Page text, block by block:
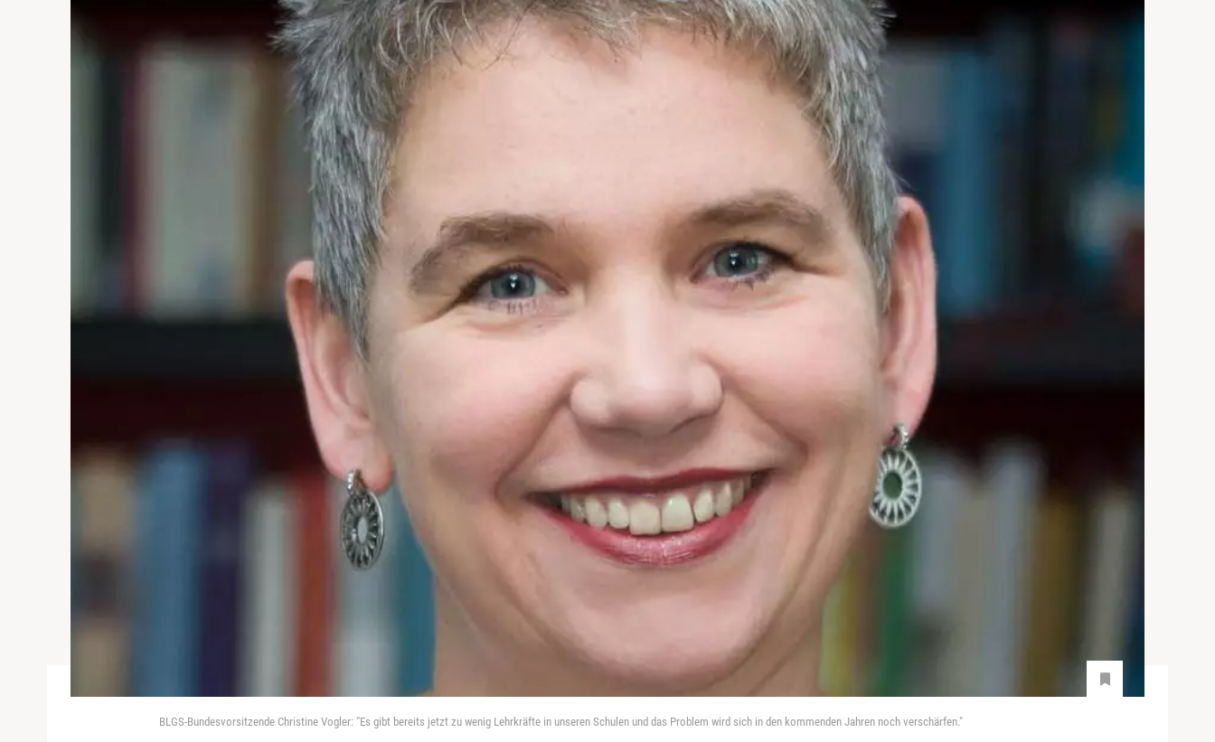
BLGS-Bundesvorsitzende Christine Vogler: "Es gibt bereits jetzt zu wenig Lehrkräfte in unseren Schulen und das Problem wird sich in den kommenden Jahren noch verschärfen."